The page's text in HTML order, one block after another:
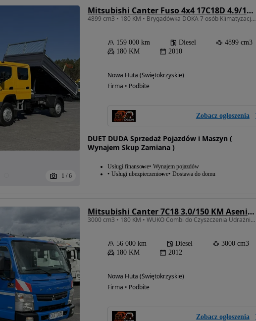
1 / 6
Mitsubishi Canter Fuso 4x4 17C18D 4.9/180KM Wywrotka 3-stronna
4899 cm3 • 180 KM • Brygadówka DOKA 7 osób Klimatyzacja DMC- 7500kg UNIKAT Super Stan !!!
159 000 km Diesel
4899 cm3
180 KM
2010
Nowa Huta (Świętokrzyskie)
Firma • Podbite
Zobacz ogłoszenia
DUET DUDA Sprzedaż Pojazdów i Maszyn (
Wynajem Skup Zamiana )
Usługi finansowe Wynajem pojazdów
Usługi ubezpieczeniowe Dostawa do domu
Mitsubishi Canter 7C18 3.0/150 KM Asenizcyjny
3000 cm3 • 180 KM • WUKO Combi do Czyszczenia Udrażniania Przetykania Kanałów Kanalizacji
56 000 km Diesel
3000 cm3
180 KM
2012
Nowa Huta (Świętokrzyskie)
Firma • Podbite
Zobacz ogłoszenia